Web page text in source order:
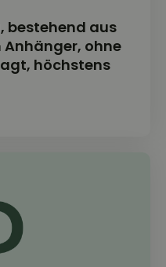
bestehend aus
Anhänger, ohne
höchstens